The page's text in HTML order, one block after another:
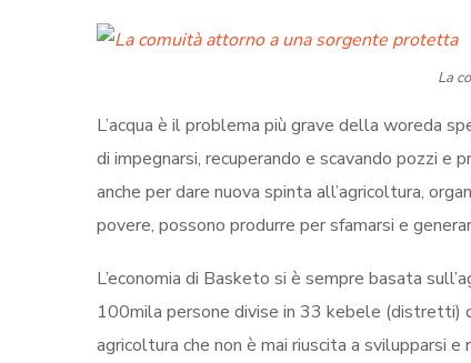
La
L’acqua è il problema più grave della woreda
di impegnarsi, recuperando e scavando pozzi e
anche per dare nuova spinta all’agricoltura,
povere, possono produrre per sfamarsi e
L’economia di Basketo si è sempre basata
100mila persone divise in 33 kebele (distretti)
agricoltura che non è mai riuscita a svilupparsi